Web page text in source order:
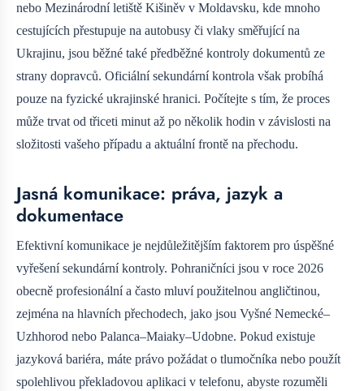
nebo Mezinárodní letiště Kišiněv v Moldavsku, kde mnoho
cestujících přestupuje na autobusy či vlaky směřující na
Ukrajinu, jsou běžné také předběžné kontroly dokumentů ze
strany dopravců. Oficiální sekundární kontrola však probíhá
pouze na fyzické ukrajinské hranici. Počítejte s tím, že proces
může trvat od třiceti minut až po několik hodin v závislosti na
složitosti vašeho případu a aktuální frontě na přechodu.
Jasná komunikace: práva, jazyk a
dokumentace
Efektivní komunikace je nejdůležitějším faktorem pro úspěšné
vyřešení sekundární kontroly. Pohraničníci jsou v roce 2026
obecně profesionální a často mluví použitelnou angličtinou,
zejména na hlavních přechodech, jako jsou Vyšné Nemecké–
Uzhhorod nebo Palanca–Maiaky–Udobne. Pokud existuje
jazyková bariéra, máte právo požádat o tlumočníka nebo použít
spolehlivou překladovou aplikaci v telefonu, abyste rozuměli